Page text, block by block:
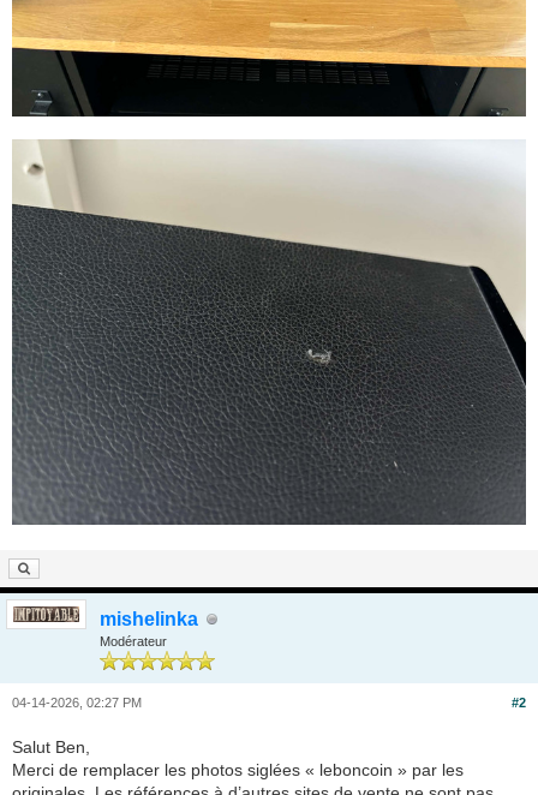
mishelinka
Modérateur
#2
04-14-2026, 02:27 PM
Salut Ben,
Merci de remplacer les photos siglées « leboncoin » par les